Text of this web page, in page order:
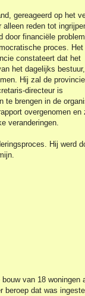
gereageerd op het
reden tot
financiële
proces. Het
constateert dat het
het dagelijks
Hij zal de
directeur is
te brengen in de
overgenomen en
veranderingen.
Hij werd
van 18 woningen
beroep dat was